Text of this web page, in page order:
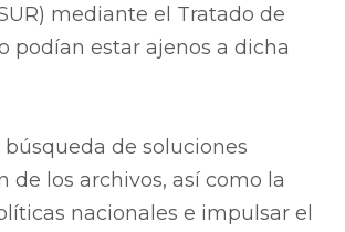
mediante el Tratado de
podían estar ajenos a dicha
de soluciones
los archivos, así como la
nacionales e impulsar el